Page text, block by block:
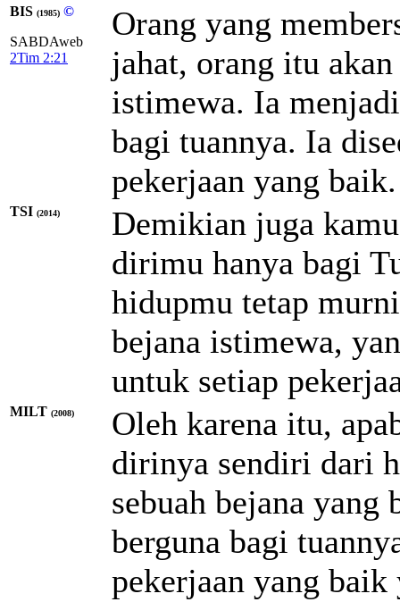
BIS (1985) ©
SABDAweb
2Tim 2:21
Orang yang
jahat, orang itu
istimewa. Ia
bagi tuannya. Ia
pekerjaan yang baik.
TSI (2014)
Demikian juga
dirimu hanya bagi
hidupmu tetap
bejana istimewa,
untuk setiap
MILT (2008)
Oleh karena itu,
dirinya sendiri dari
sebuah bejana yang
berguna bagi
pekerjaan yang